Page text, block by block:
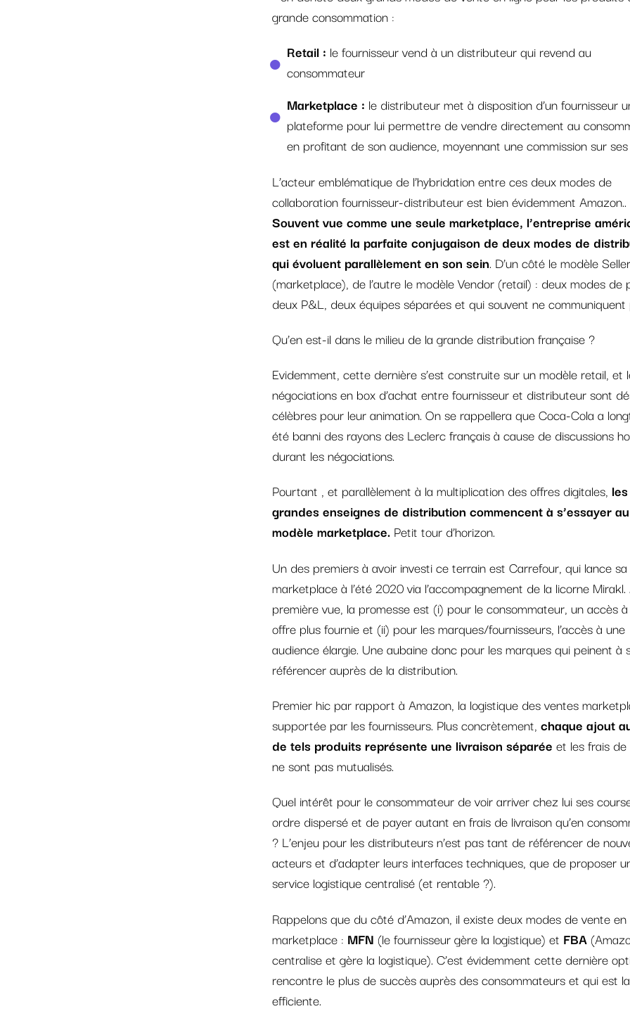
grande consommation :
Retail : le fournisseur vend à un distributeur qui revend au
consommateur
Marketplace : le distributeur met à disposition d’un fournisseur
plateforme pour lui permettre de vendre directement au
en profitant de son audience, moyennant une commission sur
L’acteur emblématique de l’hybridation entre ces deux modes de
collaboration fournisseur-distributeur est bien évidemment Amazon..
Souvent vue comme une seule marketplace, l’entreprise
est en réalité la parfaite conjugaison de deux modes de
qui évoluent parallèlement en son sein. D’un côté le modèle Seller
(marketplace), de l’autre le modèle Vendor (retail) : deux modes de
deux P&L, deux équipes séparées et qui souvent ne communiquent
Qu’en est-il dans le milieu de la grande distribution française ?
Evidemment, cette dernière s’est construite sur un modèle retail, et
négociations en box d’achat entre fournisseur et distributeur sont
célèbres pour leur animation. On se rappellera que Coca-Cola a
été banni des rayons des Leclerc français à cause de discussions
durant les négociations.
Pourtant , et parallèlement à la multiplication des offres digitales, les
grandes enseignes de distribution commencent à s’essayer au
modèle marketplace. Petit tour d’horizon.
Un des premiers à avoir investi ce terrain est Carrefour, qui lance sa
marketplace à l’été 2020 via l’accompagnement de la licorne Mirakl.
première vue, la promesse est (i) pour le consommateur, un accès
offre plus fournie et (ii) pour les marques/fournisseurs, l’accès à une
audience élargie. Une aubaine donc pour les marques qui peinent à
référencer auprès de la distribution.
Premier hic par rapport à Amazon, la logistique des ventes
supportée par les fournisseurs. Plus concrètement,chaque ajout
de tels produits représente une livraison séparée et les frais de
ne sont pas mutualisés.
Quel intérêt pour le consommateur de voir arriver chez lui ses
ordre dispersé et de payer autant en frais de livraison qu’en
? L’enjeu pour les distributeurs n’est pas tant de référencer de
acteurs et d’adapter leurs interfaces techniques, que de proposer
service logistique centralisé (et rentable ?).
Rappelons que du côté d’Amazon, il existe deux modes de vente en
marketplace : MFN (le fournisseur gère la logistique) et FBA
centralise et gère la logistique). C’est évidemment cette dernière
rencontre le plus de succès auprès des consommateurs et qui est
efficiente.